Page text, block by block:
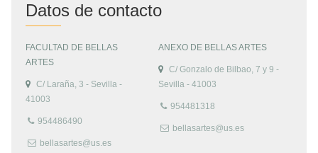
Datos de contacto
FACULTAD DE BELLAS
ARTES
C/ Laraña, 3 - Sevilla -
41003
954486490
bellasartes@us.es
ANEXO DE BELLAS ARTES
C/ Gonzalo de Bilbao, 7 y 9 -
Sevilla - 41003
954481318
bellasartes@us.es